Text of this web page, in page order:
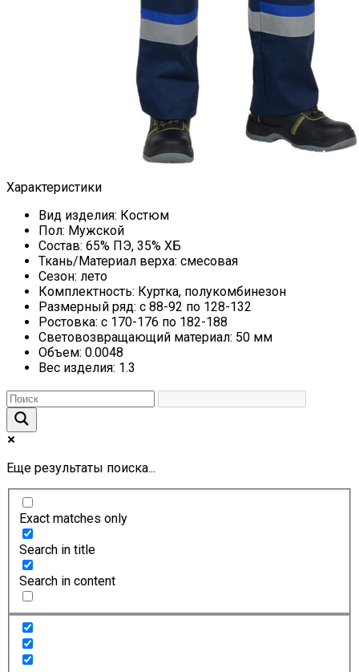
Характеристики
Вид изделия: Костюм
Пол: Мужской
Состав: 65% ПЭ, 35% ХБ
Ткань/Материал верха: смесовая
Сезон: лето
Комплектность: Куртка, полукомбинезон
Размерный ряд: с 88-92 по 128-132
Ростовка: с 170-176 по 182-188
Световозвращающий материал: 50 мм
Объем: 0.0048
Вес изделия: 1.3
Еще результаты поиска...
Exact matches only
Search in title
Search in content